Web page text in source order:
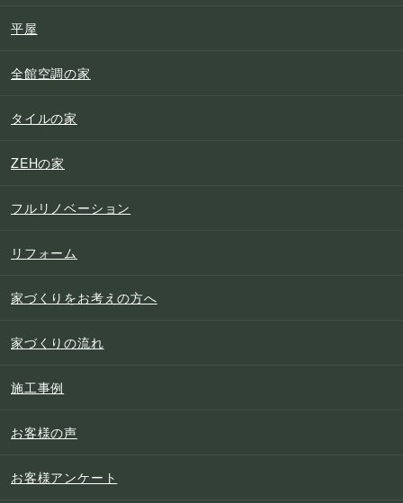
平屋
全館空調の家
タイルの家
ZEHの家
フルリノベーション
リフォーム
家づくりをお考えの方へ
家づくりの流れ
施工事例
お客様の声
お客様アンケート